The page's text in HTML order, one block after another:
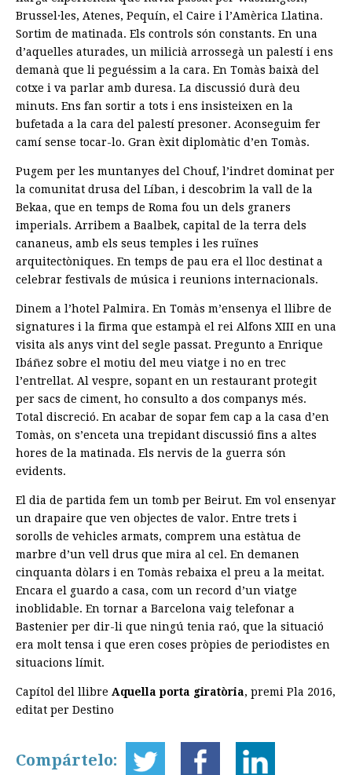
Brussel·les, Atenes, Pequín, el Caire i l’Amèrica Llatina.
Sortim de matinada. Els controls són constants. En una
d’aquelles aturades, un milicià arrossegà un palestí i ens
demanà que li peguéssim a la cara. En Tomàs baixà del
cotxe i va parlar amb duresa. La discussió durà deu
minuts. Ens fan sortir a tots i ens insisteixen en la
bufetada a la cara del palestí presoner. Aconseguim fer
camí sense tocar-lo. Gran èxit diplomàtic d’en Tomàs.
Pugem per les muntanyes del Chouf, l’indret dominat per
la comunitat drusa del Líban, i descobrim la vall de la
Bekaa, que en temps de Roma fou un dels graners
imperials. Arribem a Baalbek, capital de la terra dels
cananeus, amb els seus temples i les ruïnes
arquitectòniques. En temps de pau era el lloc destinat a
celebrar festivals de música i reunions internacionals.
Dinem a l’hotel Palmira. En Tomàs m’ensenya el llibre de
signatures i la firma que estampà el rei Alfons XIII en una
visita als anys vint del segle passat. Pregunto a Enrique
Ibáñez sobre el motiu del meu viatge i no en trec
l’entrellat. Al vespre, sopant en un restaurant protegit
per sacs de ciment, ho consulto a dos companys més.
Total discreció. En acabar de sopar fem cap a la casa d’en
Tomàs, on s’enceta una trepidant discussió fins a altes
hores de la matinada. Els nervis de la guerra són
evidents.
El dia de partida fem un tomb per Beirut. Em vol ensenyar
un drapaire que ven objectes de valor. Entre trets i
sorolls de vehicles armats, comprem una estàtua de
marbre d’un vell drus que mira al cel. En demanen
cinquanta dòlars i en Tomàs rebaixa el preu a la meitat.
Encara el guardo a casa, com un record d’un viatge
inoblidable. En tornar a Barcelona vaig telefonar a
Bastenier per dir-li que ningú tenia raó, que la situació
era molt tensa i que eren coses pròpies de periodistes en
situacions límit.
Capítol del llibre Aquella porta giratòria, premi Pla 2016,
editat per Destino
Compártelo: